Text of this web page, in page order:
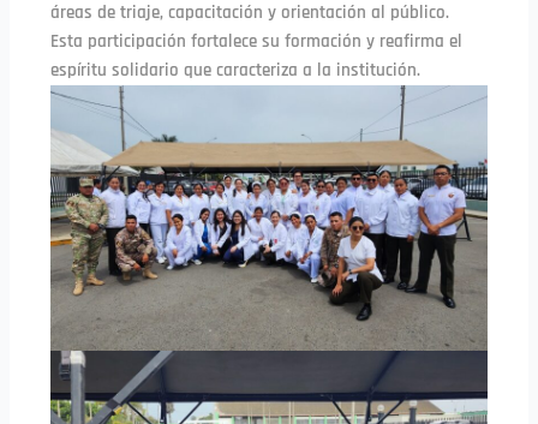
áreas de triaje, capacitación y orientación al público.
Esta participación fortalece su formación y reafirma el
espíritu solidario que caracteriza a la institución.